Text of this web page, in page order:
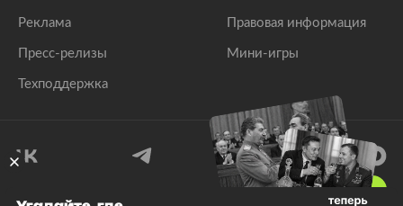
Реклама
Пресс-релизы
Техподдержка
Правовая информация
Мини-игры